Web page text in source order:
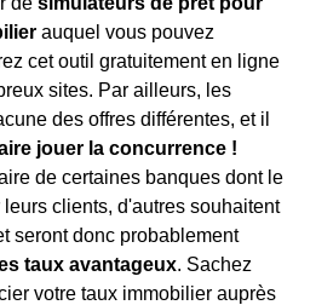
auquel vous pouvez
cet outil gratuitement en ligne
sites. Par ailleurs, les
des offres différentes, et il
jouer la concurrence !
de certaines banques dont le
clients, d'autres souhaitent
seront donc probablement
taux avantageux. Sachez
votre taux immobilier auprès